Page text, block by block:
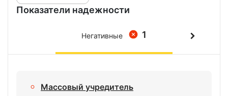
Показатели надежности
1
Негативные
Массовый учредитель